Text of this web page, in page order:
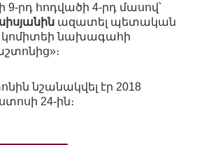
9-րդ հոդվածի 4-րդ մասով՝
ազատել պետական
կոմիտեի նախագահի
նշանակվել էր 2018
24-ին։